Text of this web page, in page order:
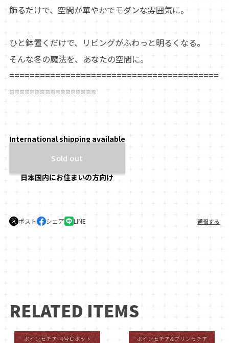
飾るだけで、空間が華やかでモダンな雰囲気に。
ひと鉢置くだけで、リビングがふわっと明るくなる。
そんな冬の魔法を、あなたの空間に。
=========================================
=================
International shipping available
Sold out
日本国内にお住まいの方向け
ポスト シェア LINE 通報する
RELATED ITEMS